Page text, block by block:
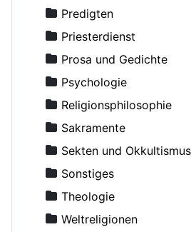
Bazarov, I.I., Erzpriester
Becker-Comes, Johannes
Beglov, Alexej
Behr־Sigel, Elisabeth
Benedict (Ghius),
Benevich, Grigory
Benigsen, Georg, Vater
Berkhin, Vladimir
Biedermann, Hermenogild
Bischofssynode der
Predigten
Priesterdienst
Prosa und Gedichte
Psychologie
Religionsphilosophie
Sakramente
Sekten und Okkultismus
Sonstiges
Theologie
Weltreligionen